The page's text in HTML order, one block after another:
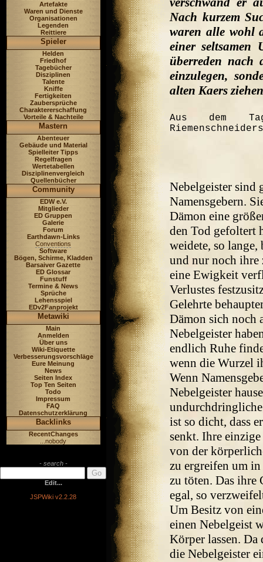
Artefakte
Waren und Dienste
Organisationen
Legenden
Reittiere
Spieler
Helden
Friedhof
Tagebücher
Disziplinen
Talente
Kniffe
Fertigkeiten
Zaubersprüche
Charaktererschaffung
Vorteile & Nachteile
Mastern
Abenteuer
Gebäude und Material
Spielleiter Tipps
Regelfragen
Wertetabellen
Disziplinenvergleich
Quellenbücher
Community
EDW e.V.
Mitglieder
ED Gruppen
Galerie
Forum
Earthdawn-Links
Conventions
Software
Bögen, Schirme, Kladden
Barsaiver Gazette
ED Glossar
Funstuff
Termine & News
Sprüche
Lehensspiel
EDv2Fanprojekt
Metawiki
Main
Anmelden
Über uns
Wiki-Etiquette
Verbesserungsvorschläge
Eure Meinung
News
Seiten Index
Top Ten Seiten
Todo
Impressum
FAQ
Datenschutzerklärung
Backlinks
RecentChanges
...nobody
- search -
Edit...
JSPWiki v2.2.28
Nach kurzem
waren alle wohl
einer seltsamen
überreden nach
einzulegen,
alten Kaers
Aus dem
Nebelgeister sind
Namensgebern.
Dämon eine
den Tod gefoltert
weidete, so
und nur noch ihre
eine Ewigkeit
Verlustes
Gelehrte
Dämon sich noch
Nebelgeister
endlich Ruhe
wenn die Wurzel
Wenn
Nebelgeister
ist so dicht, dass
senkt. Ihre
von der
zu ergreifen um in
zu töten. Das ihre
egal, so
Um Besitz von
einen Nebelgeist
Körper lassen.
die Nebelgeister